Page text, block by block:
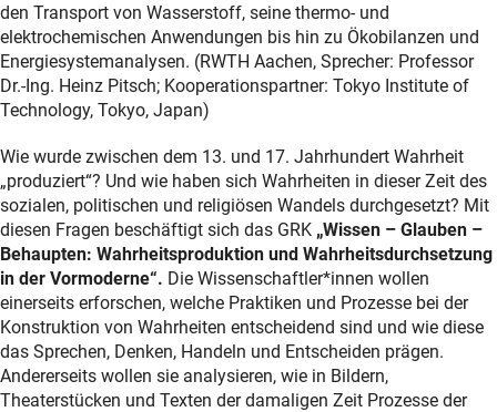
den Transport von Wasserstoff, seine thermo- und
elektrochemischen Anwendungen bis hin zu Ökobilanzen und
Energiesystemanalysen. (RWTH Aachen, Sprecher: Professor
Dr.-Ing. Heinz Pitsch; Kooperationspartner: Tokyo Institute of
Technology, Tokyo, Japan)
Wie wurde zwischen dem 13. und 17. Jahrhundert Wahrheit
„produziert“? Und wie haben sich Wahrheiten in dieser Zeit des
sozialen, politischen und religiösen Wandels durchgesetzt? Mit
diesen Fragen beschäftigt sich das GRK „Wissen – Glauben –
Behaupten: Wahrheitsproduktion und Wahrheitsdurchsetzung
in der Vormoderne“. Die Wissenschaftler*innen wollen
einerseits erforschen, welche Praktiken und Prozesse bei der
Konstruktion von Wahrheiten entscheidend sind und wie diese
das Sprechen, Denken, Handeln und Entscheiden prägen.
Andererseits wollen sie analysieren, wie in Bildern,
Theaterstücken und Texten der damaligen Zeit Prozesse der